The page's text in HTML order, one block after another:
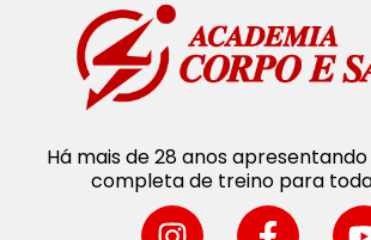
Há mais de 28 anos
completa de treino para